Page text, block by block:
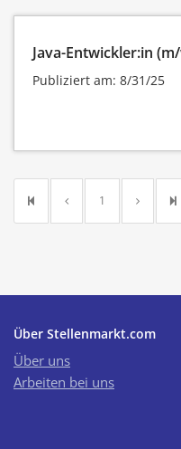
Java-Entwickler:in
Publiziert am: 8/31/25
1
Über Stellenmarkt.com
Über uns
Arbeiten bei uns